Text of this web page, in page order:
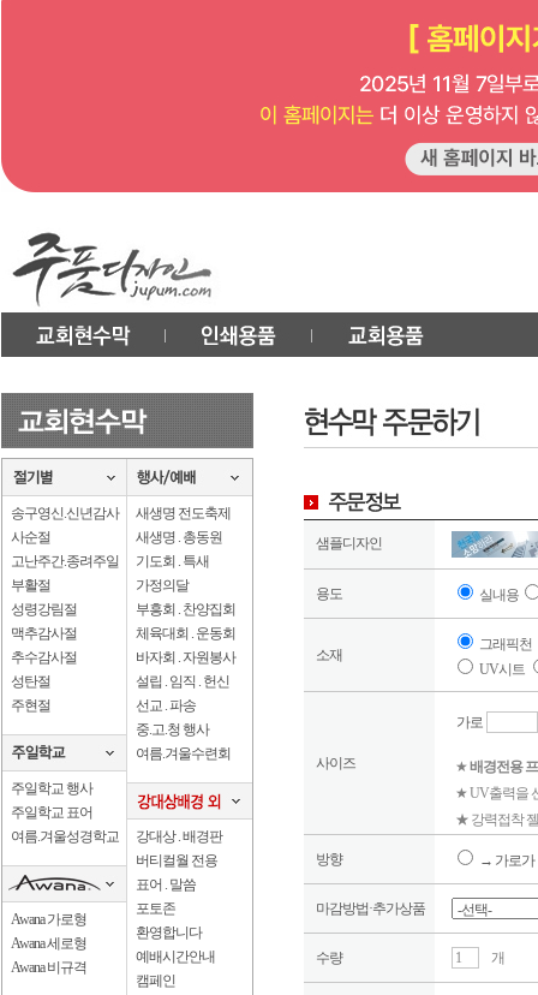
송구영신.신년감사
사순절
고난주간.종려주일
부활절
성령강림절
맥추감사절
추수감사절
성탄절
주현절
주일학교 행사
주일학교 표어
여름.겨울성경학교
Awana 가로형
Awana 세로형
Awana 비규격
새생명 전도축제
새생명 . 총동원
기도회 . 특새
가정의달
부흥회 . 찬양집회
체육대회 . 운동회
바자회 . 자원봉사
설립 . 임직 . 헌신
선교 . 파송
중.고.청 행사
여름.겨울수련회
강대상 . 배경판
버티컬월 전용
표어 . 말씀
포토존
환영합니다
예배시간안내
캠페인
샘플디자인
용도 실내용
소재
그래픽천
UV시트
사이즈
가로
★배경전용
★ UV출력을
★ 강력접착
방향 → 가로가
마감방법·추가상품
수량 개